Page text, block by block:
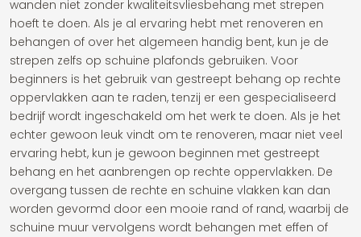
wanden niet zonder kwaliteitsvliesbehang met strepen
hoeft te doen. Als je al ervaring hebt met renoveren en
behangen of over het algemeen handig bent, kun je de
strepen zelfs op schuine plafonds gebruiken. Voor
beginners is het gebruik van gestreept behang op rechte
oppervlakken aan te raden, tenzij er een gespecialiseerd
bedrijf wordt ingeschakeld om het werk te doen. Als je het
echter gewoon leuk vindt om te renoveren, maar niet veel
ervaring hebt, kun je gewoon beginnen met gestreept
behang en het aanbrengen op rechte oppervlakken. De
overgang tussen de rechte en schuine vlakken kan dan
worden gevormd door een mooie rand of rand, waarbij de
schuine muur vervolgens wordt behangen met effen of